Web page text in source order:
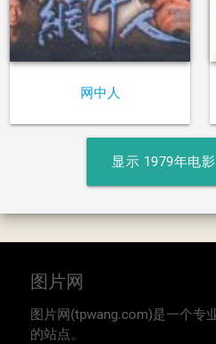
网中人
显示 1979年电
图片网
图片网(tpwang.com)是一个专
的站点。